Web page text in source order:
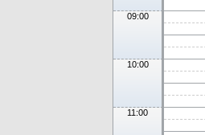
09:00
10:00
11:00